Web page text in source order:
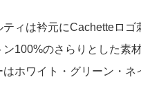
ティは衿元にCachetteロゴ
ン100%のさらりとした素
はホワイト・グリーン・ネ